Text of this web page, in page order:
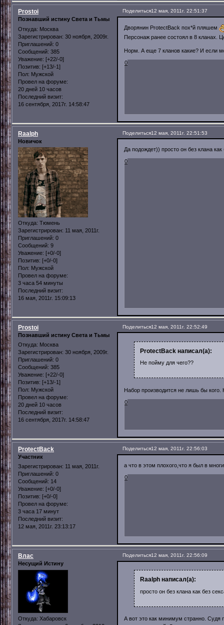
Поделиться12 мая, 2011г. 22:51:37
Prostoi
Познавший истину Света и Тьмы
Откуда: Москва
Зарегистрирован: 30 ноября, 2009г.
Приглашений: 0
Сообщений: 385
Уважение: [+22/-0]
Позитив: [+13/-1]
Пол: Мужской
Провел на форуме:
20 дней 10 часов
Последний визит:
16 сентября, 2017г. 14:58:47
Дворянин ProtectBack пох*й пляшем
Персонаж ранее состоял в 8 кланах.
Норм. А еще 7 кланов какие? И если
0
Поделиться12 мая, 2011г. 22:51:53
Raalph
Новичок
Откуда: Тюмень
Зарегистрирован: 11 мая, 2011г.
Приглашений: 0
Сообщений: 9
Уважение: [+0/-0]
Позитив: [+0/-0]
Пол: Мужской
Провел на форуме:
3 часа 54 минуты
Последний визит:
16 мая, 2011г. 15:09:13
Да подождет)) просто он без клана
0
Поделиться12 мая, 2011г. 22:52:49
Prostoi
Познавший истину Света и Тьмы
Откуда: Москва
Зарегистрирован: 30 ноября, 2009г.
Приглашений: 0
Сообщений: 385
Уважение: [+22/-0]
Позитив: [+13/-1]
Пол: Мужской
Провел на форуме:
20 дней 10 часов
Последний визит:
16 сентября, 2017г. 14:58:47
ProtectBack написал(а):
Не пойму для чего??
Набор производится не лишь бы кого.
0
Поделиться12 мая, 2011г. 22:56:03
ProtectBack
Участник
Зарегистрирован: 11 мая, 2011г.
Приглашений: 0
Сообщений: 14
Уважение: [+0/-0]
Позитив: [+0/-0]
Провел на форуме:
3 часа 17 минут
Последний визит:
12 мая, 2011г. 23:13:17
а что в этом плохого,что я был в
0
Поделиться12 мая, 2011г. 22:56:09
Влас
Несущий Истину
Откуда: Хабаровск
Raalph написал(а):
просто он без клана как без
А вот это как минимум странно. Судя